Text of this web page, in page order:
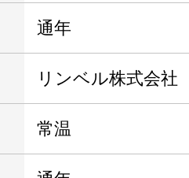
通年
リンベル株式会社
常温